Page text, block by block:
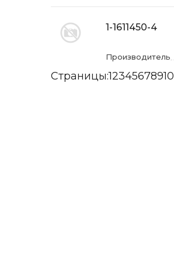
1-1611450-4
Производитель
Страницы:12345678910